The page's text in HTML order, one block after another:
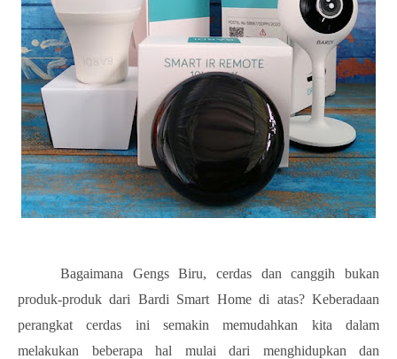
Bagaimana Gengs Biru, cerdas dan canggih bukan
produk-produk dari Bardi Smart Home di atas? Keberadaan
perangkat cerdas ini semakin memudahkan kita dalam
melakukan beberapa hal mulai dari menghidupkan dan